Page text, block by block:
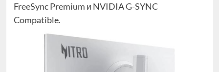
FreeSync Premium и NVIDIA G-SYNC
Compatible.